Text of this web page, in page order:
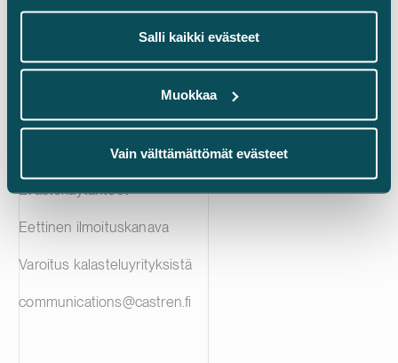
Salli kaikki evästeet
Muokkaa
Vain välttämättömät evästeet
Yleiset sopimusehdot
Oikeudellinen tiedonanto
Tietosuojailmoitus
Evästekäytänteet
Eettinen ilmoituskanava
Varoitus kalasteluyrityksistä
communications@castren.fi